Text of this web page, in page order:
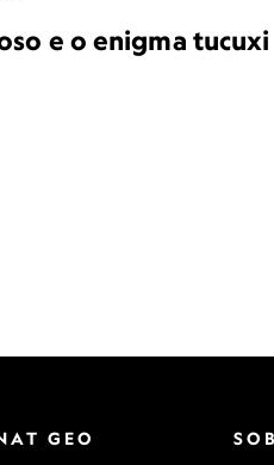
e o enigma tucuxi
GEO